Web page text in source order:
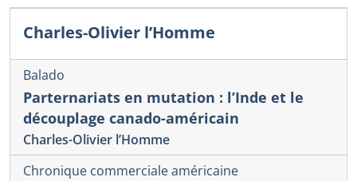
Charles-Olivier l’Homme
Balado
Parternariats en mutation : l’Inde et le
découplage canado-américain
Charles-Olivier l’Homme
Chronique commerciale américaine